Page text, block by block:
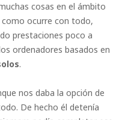
cosas en el ámbito
ocurre con todo,
prestaciones poco a
ordenadores basados en
.
nos daba la opción de
De hecho él detenía